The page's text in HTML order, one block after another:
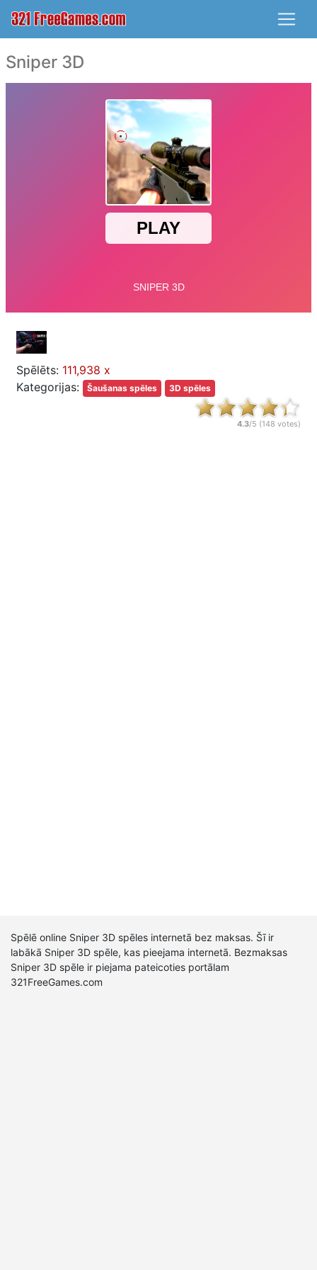
Sniper 3D
Spēlēts: 111,938 x
Kategorijas:
Šaušanas spēles 3D spēles
4.3/5 (148 votes)
Spēlē online Sniper 3D spēles internetā bez maksas. Šī ir
labākā Sniper 3D spēle, kas pieejama internetā. Bezmaksas
Sniper 3D spēle ir piejama pateicoties portālam
321FreeGames.com